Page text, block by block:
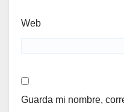
Web
Guarda mi nombre,